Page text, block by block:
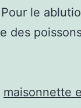
le
des
maisonnette